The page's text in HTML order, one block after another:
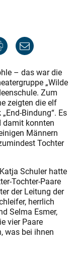
– das war die
„Wilde
Zum
zeigten die elf
Bindung“. Es
damit konnten
Männern
Tochter
Schuler hatte
Tochter-Paare
der Leitung der
herrlich
Selma Esmer,
vier Paare
was bei ihnen